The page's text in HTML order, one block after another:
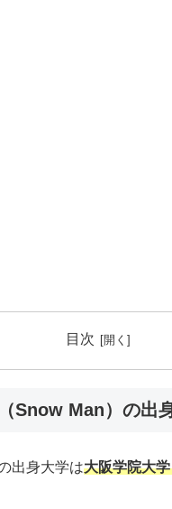
目次
Snow Man）の出
出身大学は大阪学院大